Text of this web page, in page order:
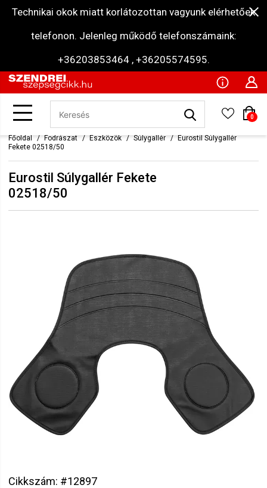
Technikai okok miatt korlátozottan vagyunk elérhetőek
telefonon. Jelenleg működő telefonszámaink:
+36203853464 , +36205574595.
0
Főoldal Fodrászat Eszközök Súlygallér
Eurostil Súlygallér
Fekete 02518/50
Eurostil Súlygallér Fekete
02518/50
Cikkszám: #12897